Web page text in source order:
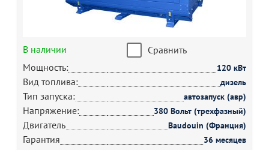
В наличии
Сравнить
Мощность:
120 кВт
Вид топлива: дизель
Тип запуска: автозапуск (авр)
Напряжение: 380 Вольт (трехфазный)
Двигатель Baudouin (Франция)
Гарантия 36 месяцев